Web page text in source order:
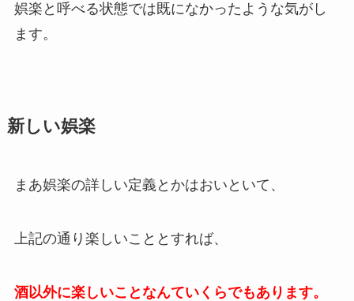
娯楽と呼べる状態では既になかったような気がし
ます。
新しい娯楽
まあ娯楽の詳しい定義とかはおいといて、
上記の通り楽しいこととすれば、
酒以外に楽しいことなんていくらでもあります。